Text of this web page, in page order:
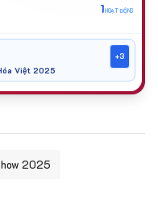
1HOẠT ĐỘNG
Việt 2025
+3
2025